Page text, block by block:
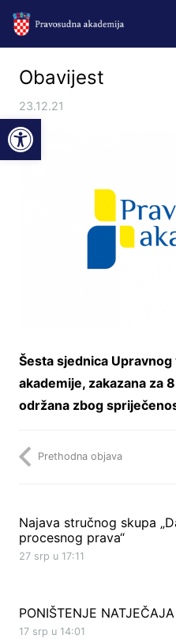
Open toolbar
Obavijest
23.12.21
Šesta sjednica
akademije, zakazana za
održana zbog
Prethodna objava
Najava stručnog skupa
procesnog prava“
27 srp u 17:11
PONIŠTENJE NATJEČAJA
17 srp u 14:01